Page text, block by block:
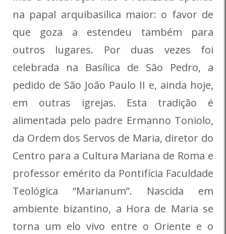
na papal arquibasílica maior: o favor de
que goza a estendeu também para
outros lugares. Por duas vezes foi
celebrada na Basílica de São Pedro, a
pedido de São João Paulo II e, ainda hoje,
em outras igrejas. Esta tradição é
alimentada pelo padre Ermanno Toniolo,
da Ordem dos Servos de Maria, diretor do
Centro para a Cultura Mariana de Roma e
professor emérito da Pontifícia Faculdade
Teológica “Marianum”. Nascida em
ambiente bizantino, a Hora de Maria se
torna um elo vivo entre o Oriente e o